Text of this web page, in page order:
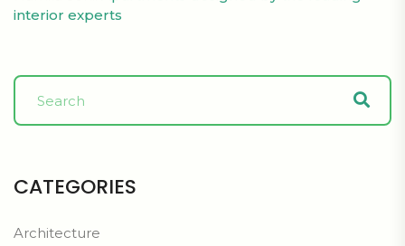
interior experts
CATEGORIES
Architecture